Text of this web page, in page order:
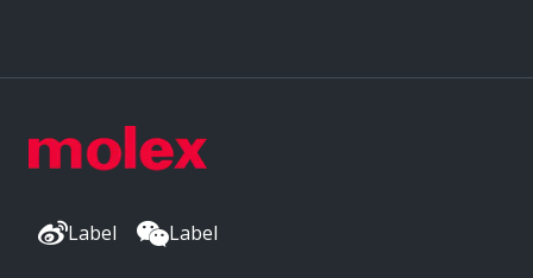
Label Label